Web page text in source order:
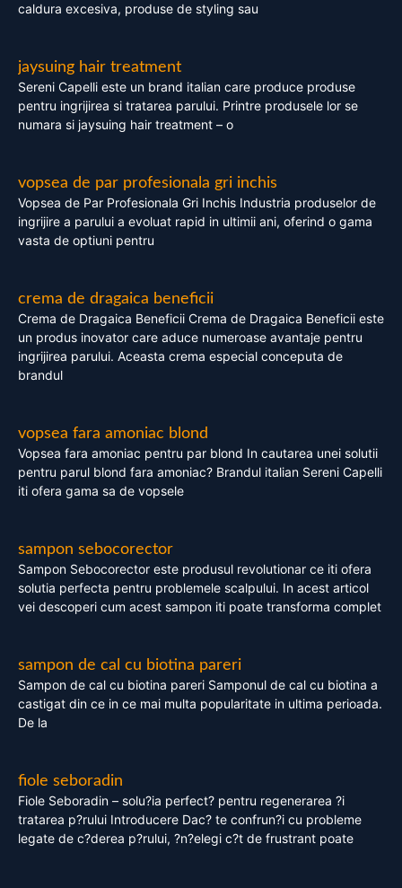
caldura excesiva, produse de styling sau
jaysuing hair treatment
Sereni Capelli este un brand italian care produce produse
pentru ingrijirea si tratarea parului. Printre produsele lor se
numara si jaysuing hair treatment – o
vopsea de par profesionala gri inchis
Vopsea de Par Profesionala Gri Inchis Industria produselor de
ingrijire a parului a evoluat rapid in ultimii ani, oferind o gama
vasta de optiuni pentru
crema de dragaica beneficii
Crema de Dragaica Beneficii Crema de Dragaica Beneficii este
un produs inovator care aduce numeroase avantaje pentru
ingrijirea parului. Aceasta crema especial conceputa de
brandul
vopsea fara amoniac blond
Vopsea fara amoniac pentru par blond In cautarea unei solutii
pentru parul blond fara amoniac? Brandul italian Sereni Capelli
iti ofera gama sa de vopsele
sampon sebocorector
Sampon Sebocorector este produsul revolutionar ce iti ofera
solutia perfecta pentru problemele scalpului. In acest articol
vei descoperi cum acest sampon iti poate transforma complet
sampon de cal cu biotina pareri
Sampon de cal cu biotina pareri Samponul de cal cu biotina a
castigat din ce in ce mai multa popularitate in ultima perioada.
De la
fiole seboradin
Fiole Seboradin – solu?ia perfect? pentru regenerarea ?i
tratarea p?rului Introducere Dac? te confrun?i cu probleme
legate de c?derea p?rului, ?n?elegi c?t de frustrant poate